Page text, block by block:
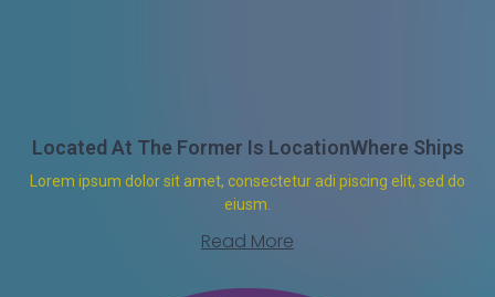
Located At The Former Is LocationWhere Ships
Lorem ipsum dolor sit amet, consectetur adi piscing elit, sed do
eiusm.
Read More